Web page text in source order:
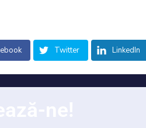
Twitter LinkedIn
ne!